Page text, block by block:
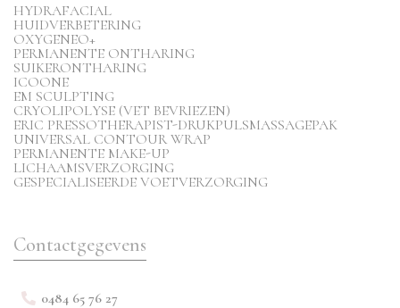
HYDRAFACIAL
HUIDVERBETERING
OXYGENEO+
PERMANENTE ONTHARING
SUIKERONTHARING
ICOONE
EM SCULPTING
CRYOLIPOLYSE (VET BEVRIEZEN)
ERIC PRESSOTHERAPIST-DRUKPULSMASSAGEPAK
UNIVERSAL CONTOUR WRAP
PERMANENTE MAKE-UP
LICHAAMSVERZORGING
GESPECIALISEERDE VOETVERZORGING
Contactgegevens
0484 65 76 27